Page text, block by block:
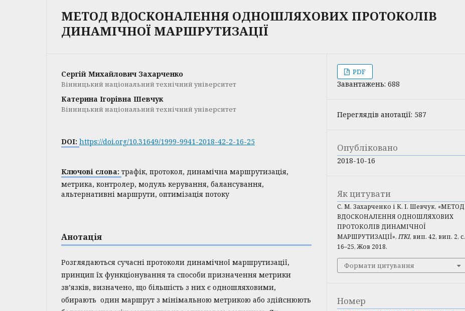
МЕТОД ВДОСКОНАЛЕННЯ ОДНОШЛЯХОВИХ ПРОТОКОЛІВ
ДИНАМІЧНОЇ МАРШРУТИЗАЦІЇ
Сергій Михайлович Захарченко
Вінницький національний технічний університет
Катерина Ігорівна Шевчук
Вінницький національний технічний університет
DOI: https://doi.org/10.31649/1999-9941-2018-42-2-16-25
Ключові слова: трафік, протокол, динамічна маршрутизація,
метрика, контролер, модуль керування, балансування,
альтернативні маршрути, оптимізація потоку
Анотація
Розглядаються сучасні протоколи динамічної маршрутизації,
принцип їх функціонування та способи призначення метрики
зв’язків, визначено, що більшість з них є одношляховими,
обирають один маршрут з мінімальною метрикою або здійснюють
PDF
Завантажень: 688
Переглядів анотації: 587
Опубліковано
2018-10-16
Як цитувати
С. М. Захарченко і К. І. Шевчук, «МЕТОД
ВДОСКОНАЛЕННЯ ОДНОШЛЯХОВИХ
ПРОТОКОЛІВ ДИНАМІЧНОЇ
МАРШРУТИЗАЦІЇ», ІТКІ, вип. 42, вип. 2, с.
16–25, Жов 2018.
Формати цитування
Номер